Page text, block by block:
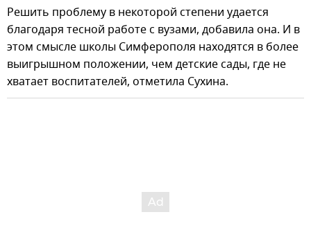
Решить проблему в некоторой степени удается
благодаря тесной работе с вузами, добавила она. И в
этом смысле школы Симферополя находятся в более
выигрышном положении, чем детские сады, где не
хватает воспитателей, отметила Сухина.